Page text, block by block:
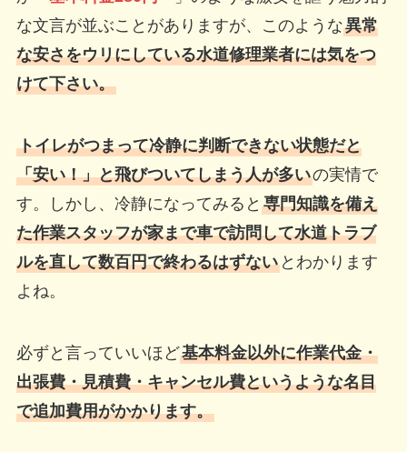
な文言が並ぶことがありますが、このような異常
な安さをウリにしている水道修理業者には気をつ
けて下さい。
トイレがつまって冷静に判断できない状態だと
「安い！」と飛びついてしまう人が多いの実情で
す。しかし、冷静になってみると 専門知識を備え
た作業スタッフが家まで車で訪問して水道トラブ
ルを直して数百円で終わるはずないとわかります
よね。
必ずと言っていいほど基本料金以外に作業代金・
出張費・見積費・キャンセル費というような名目
で追加費用がかかります。